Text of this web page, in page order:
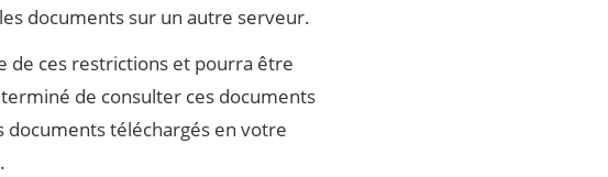
documents sur un autre serveur.
de ces restrictions et pourra être
de consulter ces documents
documents téléchargés en votre